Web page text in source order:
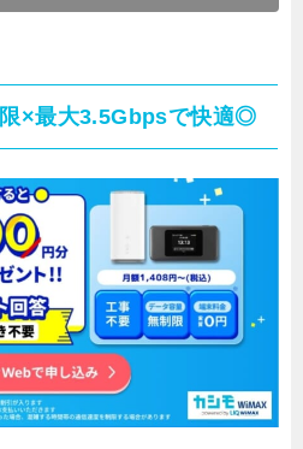
×最大3.5Gbpsで快適◎